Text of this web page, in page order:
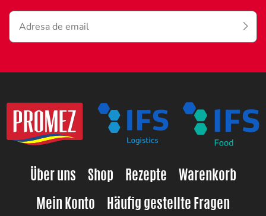
Über uns Shop Rezepte
Warenkorb
Mein Konto
Häufig gestellte Fragen